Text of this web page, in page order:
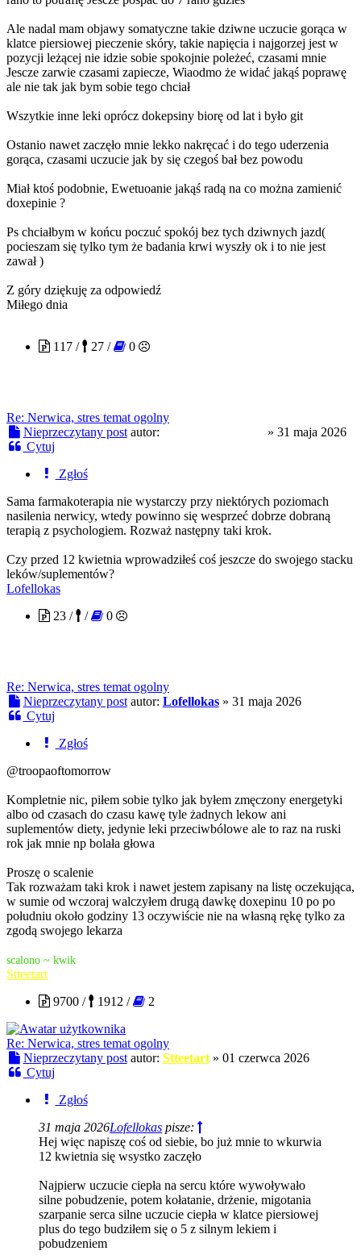
Ale nadal mam objawy somatyczne takie dziwne uczucie gorąca w
klatce piersiowej pieczenie skóry, takie napięcia i najgorzej jest w
pozycji leżącej nie idzie sobie spokojnie poleżeć, czasami mnie
Jescze zarwie czasami zapiecze, Wiaodmo że widać jakąś poprawę
ale nie tak jak bym sobie tego chciał
Wszytkie inne leki oprócz dokepsiny biorę od lat i było git
Ostanio nawet zaczęło mnie lekko nakręcać i do tego uderzenia
gorąca, czasami uczucie jak by się czegoś bał bez powodu
Miał ktoś podobnie, Ewetuoanie jakąś radą na co można zamienić
doxepinie ?
Ps chciałbym w końcu poczuć spokój bez tych dziwnych jazd(
pocieszam się tylko tym że badania krwi wyszły ok i to nie jest
zawał )
Z góry dziękuję za odpowiedź
Miłego dnia
117 /
27 / 0
Re: Nerwica, stres temat ogolny
Nieprzeczytany post autor: » 31 maja 2026
Cytuj
Zgłoś
Sama farmakoterapia nie wystarczy przy niektórych poziomach
nasilenia nerwicy, wtedy powinno się wesprzeć dobrze dobraną
terapią z psychologiem. Rozważ następny taki krok.
Czy przed 12 kwietnia wprowadziłeś coś jeszcze do swojego stacku
leków/suplementów?
Lofellokas
23 /
/ 0
Re: Nerwica, stres temat ogolny
Nieprzeczytany post autor: Lofellokas» 31 maja 2026
Cytuj
Zgłoś
@troopaoftomorrow
Kompletnie nic, piłem sobie tylko jak byłem zmęczony energetyki
albo od czasach do czasu kawę tyle żadnych lekow ani
suplementów diety, jedynie leki przeciwbólowe ale to raz na ruski
rok jak mnie np bolała głowa
Proszę o scalenie
Tak rozważam taki krok i nawet jestem zapisany na listę oczekująca,
w sumie od wczoraj walczyłem drugą dawkę doxepinu 10 po po
południu około godziny 13 oczywiście nie na własną rękę tylko za
zgodą swojego lekarza
scalono ~ kwik
Stteetart
9700 /
1912 / 2
Re: Nerwica, stres temat ogolny
Nieprzeczytany post autor: Stteetart» 01 czerwca 2026
Cytuj
Zgłoś
31 maja 2026Lofellokas pisze:
Hej więc napiszę coś od siebie, bo już mnie to wkurwia
12 kwietnia się wsystko zaczęło
Najpierw uczucie ciepła na sercu które wywoływało
silne pobudzenie, potem kołatanie, drżenie, migotania
szarpanie serca silne uczucie ciepła w klatce piersiowej
plus do tego budziłem się o 5 z silnym lekiem i
pobudzeniem